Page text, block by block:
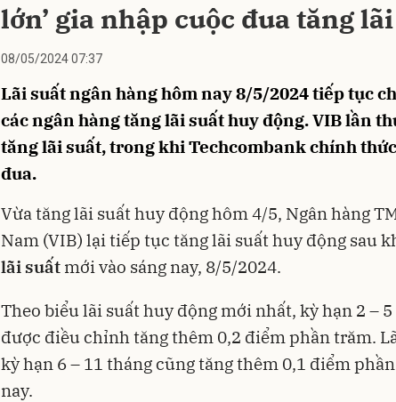
lớn’ gia nhập cuộc đua tăng
08/05/2024 07:37
Lãi suất ngân hàng hôm nay 8/5/2024 tiếp tục
các ngân hàng tăng lãi suất huy động. VIB lần
tăng lãi suất, trong khi Techcombank chính
đua.
Vừa tăng lãi suất huy động hôm 4/5, Ngân hàng
Nam (VIB) lại tiếp tục tăng lãi suất huy động sau
lãi suất mới vào sáng nay, 8/5/2024.
Theo biểu lãi suất huy động mới nhất, kỳ hạn 2 –
được điều chỉnh tăng thêm 0,2 điểm phần trăm.
kỳ hạn 6 – 11 tháng cũng tăng thêm 0,1 điểm
nay.